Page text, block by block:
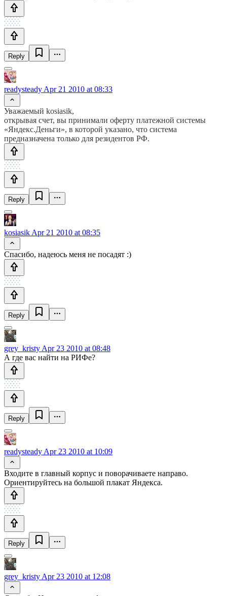
Reply
readysteady Apr 21 2010 at 08:33
Уважаемый kosiasik,
открывая счет, вы принимали оферту платежной системы
«Яндекс.Деньги», в которой указано, что система
предназначена только для резидентов РФ.
Reply
kosiasik Apr 21 2010 at 08:35
Спасибо, надеюсь меня не посадят :)
Reply
grey_kristy Apr 23 2010 at 08:48
А где вас найти на РИФе?
Reply
readysteady Apr 23 2010 at 10:09
Входите в главный корпус и поворачиваете направо.
Ориентируйтесь на большой плакат Яндекса.
Reply
grey_kristy Apr 23 2010 at 12:08